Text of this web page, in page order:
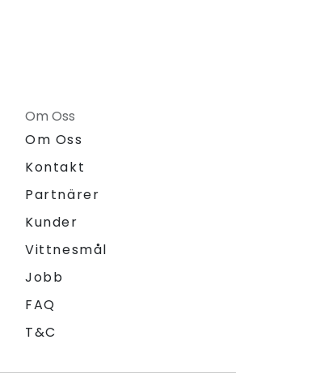
Om Oss
Om Oss
Kontakt
Partnärer
Kunder
Vittnesmål
Jobb
FAQ
T&C